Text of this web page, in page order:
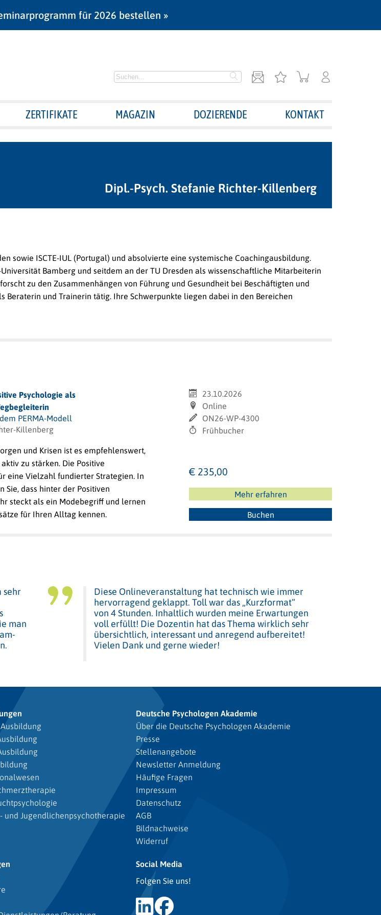
für 2026 bestellen »
ZERTIFIKATE MAGAZIN DOZIERENDE KONTAKT
Dipl.-Psych. Stefanie Richter-Killenberg
sowie ISCTE-IUL (Portugal) und absolvierte eine systemische Coachingausbildung.
Bamberg und seitdem an der TU Dresden als wissenschaftliche Mitarbeiterin
zu den Zusammenhängen von Führung und Gesundheit bei Beschäftigten und
Beraterin und Trainerin tätig. Ihre Schwerpunkte liegen dabei in den Bereichen
Psychologie als
PERMA-Modell
Killenberg
und Krisen ist es empfehlenswert,
zu stärken. Die Positive
eine Vielzahl fundierter Strategien. In
Sie, dass hinter der Positiven
steckt als ein Modebegriff und lernen
für Ihren Alltag kennen.
23.10.2026
Online
ON26-WP-4300
Frühbucher
€ 235,00
Mehr erfahren
Buchen
sehr
man
Diese Onlineveranstaltung hat technisch wie immer
hervorragend geklappt. Toll war das „Kurzformat“
von 4 Stunden. Inhaltlich wurden meine Erwartungen
voll erfüllt! Die Dozentin hat das Thema wirklich sehr
übersichtlich, interessant und anregend aufbereitet!
Vielen Dank und gerne wieder!
und Jugendlichenpsychotherapie
Deutsche Psychologen Akademie
Über die Deutsche Psychologen Akademie
Presse
Stellenangebote
Newsletter Anmeldung
Häufige Fragen
Impressum
Datenschutz
AGB
Bildnachweise
Widerruf
Social Media
Folgen Sie uns!